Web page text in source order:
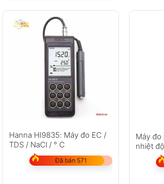
Hanna HI9835: Máy đo EC /
TDS / NaCl / ° C
Đã bán 571
Máy đo
nhiệt
(7 in 1)